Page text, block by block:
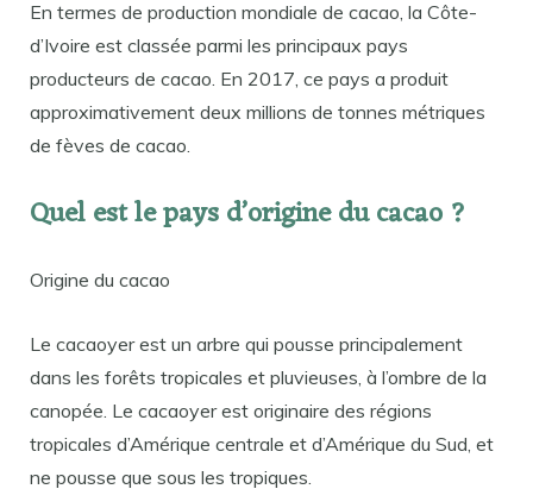
En termes de production mondiale de cacao, la Côte-
d’Ivoire est classée parmi les principaux pays
producteurs de cacao. En 2017, ce pays a produit
approximativement deux millions de tonnes métriques
de fèves de cacao.
Quel est le pays d’origine du cacao ?
Origine du cacao
Le cacaoyer est un arbre qui pousse principalement
dans les forêts tropicales et pluvieuses, à l’ombre de la
canopée. Le cacaoyer est originaire des régions
tropicales d’Amérique centrale et d’Amérique du Sud, et
ne pousse que sous les tropiques.